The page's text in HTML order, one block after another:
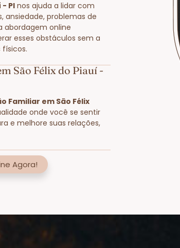
PI nos ajuda a lidar com
ansiedade, problemas de
abordagem online
esses obstáculos sem a
São Félix do Piauí -
Familiar em São Félix
onde você se sentir
e melhore suas relações,
Agora!